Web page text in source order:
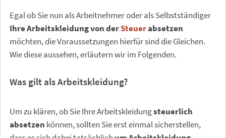
Egal ob Sie nun als Arbeitnehmer oder als Selbstständiger
Ihre Arbeitskleidung von derSteuerabsetzen
möchten, die Voraussetzungen hierfür sind die Gleichen.
Wie diese aussehen, erläutern wir im Folgenden.
Was gilt als Arbeitskleidung?
Um zu klären, ob Sie Ihre Arbeitskleidungsteuerlich
absetzen können, sollten Sie erst einmal sicherstellen,